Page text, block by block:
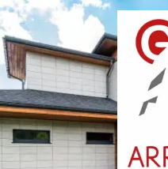
Skip
to
content